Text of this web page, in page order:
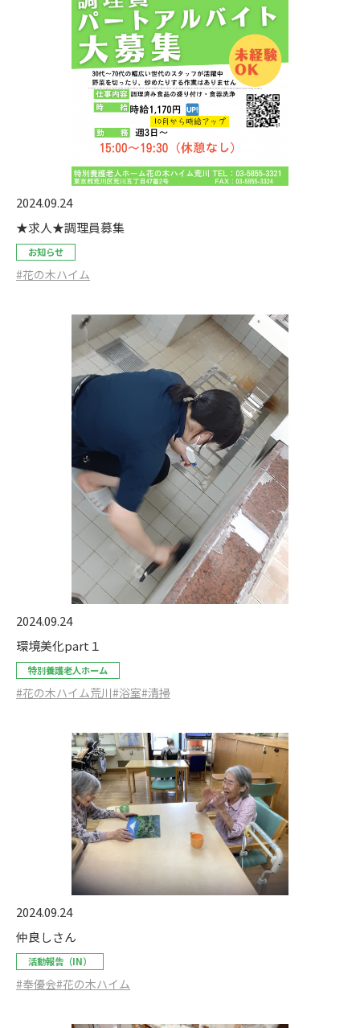
2024.09.24
★求人★調理員募集
お知らせ
#花の木ハイム
2024.09.24
環境美化part１
特別養護老人ホーム
#花の木ハイム荒川#浴室#清掃
2024.09.24
仲良しさん
活動報告（IN）
#奉優会#花の木ハイム